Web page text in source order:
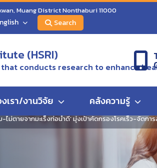
Muang District Nonthaburi 11000
Search
(HSRI)
conducts research to enhance
เรา/งานวิจัย คลังความรู้
ม่ตายจากมะเร็งท่อน้ำดี’ มุ่งเป้าคัดกรองโรคเร็ว-จัด